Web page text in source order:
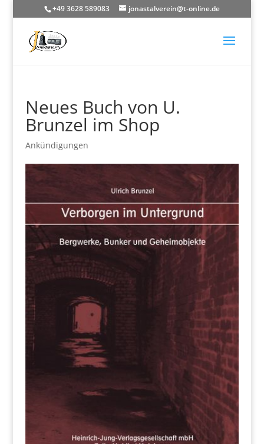
+49 3628 589083 jonastalverein@t-online.de
Neues Buch von U.
Brunzel im Shop
Ankündigungen